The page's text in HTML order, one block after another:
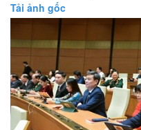
Tải ảnh gốc